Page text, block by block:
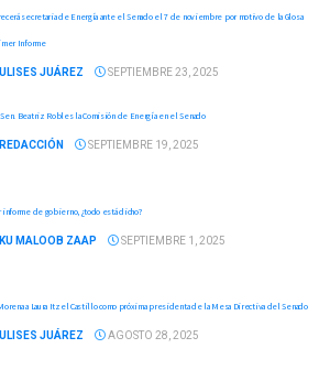
secretaria de Energía ante el Senado el 7 de noviembre por motivo de la Glosa
Informe
ULISES JUÁREZ SEPTIEMBRE 23, 2025
Beatriz Robles la Comisión de Energía en el Senado
REDACCIÓN SEPTIEMBRE 19, 2025
de gobierno, ¿todo está dicho?
KU MALOOB ZAAP SEPTIEMBRE 1, 2025
a Laura Itzel Castillo como próxima presidenta de la Mesa Directiva del Senado
ULISES JUÁREZ AGOSTO 28, 2025